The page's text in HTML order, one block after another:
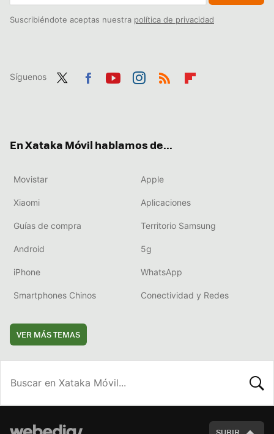
Suscribiéndote aceptas nuestra política de privacidad
Síguenos
En Xataka Móvil hablamos de...
Movistar Apple
Xiaomi Aplicaciones
Guías de compra Territorio Samsung
Android 5g
iPhone WhatsApp
Smartphones Chinos Conectividad y Redes
VER MÁS TEMAS